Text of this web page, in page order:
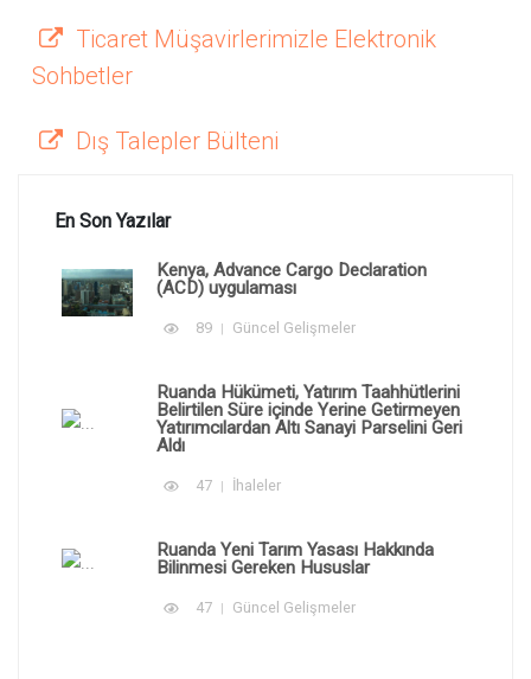
Ticaret Müşavirlerimizle Elektronik
Sohbetler
Dış Talepler Bülteni
En Son Yazılar
Kenya, Advance Cargo Declaration
(ACD) uygulaması
89 Güncel Gelişmeler
Ruanda Hükümeti, Yatırım Taahhütlerini
Belirtilen Süre içinde Yerine Getirmeyen
Yatırımcılardan Altı Sanayi Parselini Geri
Aldı
47 İhaleler
Ruanda Yeni Tarım Yasası Hakkında
Bilinmesi Gereken Hususlar
47 Güncel Gelişmeler